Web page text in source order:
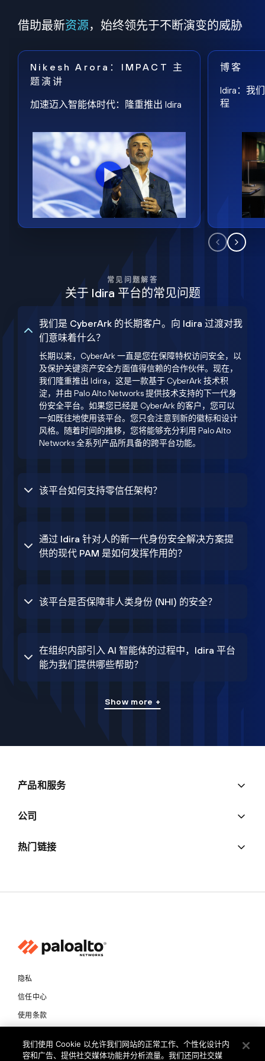
借助最新资源，始终领先于不断演变的威胁
Nikesh Arora：IMPACT 主
题演讲
加速迈入智能体时代：隆重推出 Idira
博客
Idira：我
程
常见问题解答
关于 Idira 平台的常见问题
我们是 CyberArk 的长期客户。向 Idira 过渡对我
们意味着什么？
长期以来，CyberArk 一直是您在保障特权访问安全，以
及保护关键资产安全方面值得信赖的合作伙伴。现在，
我们隆重推出 Idira，这是一款基于 CyberArk 技术积
淀，并由 Palo Alto Networks 提供技术支持的下一代身
份安全平台。如果您已经是 CyberArk 的客户，您可以
一如既往地使用该平台。您只会注意到新的徽标和设计
风格。随着时间的推移，您将能够充分利用 Palo Alto
Networks 全系列产品所具备的跨平台功能。
该平台如何支持零信任架构？
通过 Idira 针对人的新一代身份安全解决方案提
供的现代 PAM 是如何发挥作用的？
该平台是否保障非人类身份 (NHI) 的安全？
在组织内部引入 AI 智能体的过程中，Idira 平台
能为我们提供哪些帮助？
Show more +
产品和服务
公司
热门链接
隐私
信任中心
使用条款
我们使用 Cookie 以允许我们网站的正常工作、个性化设计内
容和广告、提供社交媒体功能并分析流量。我们还同社交媒